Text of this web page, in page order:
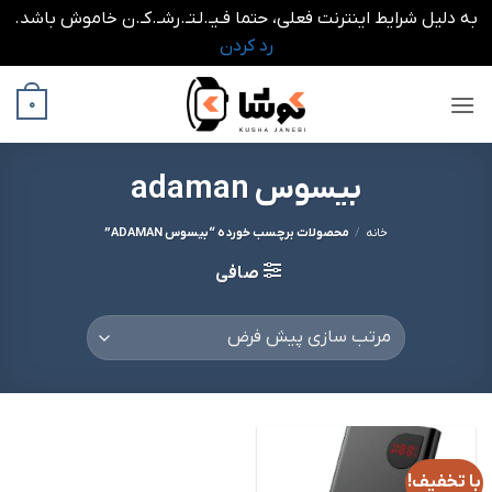
به دلیل شرایط اینترنت فعلی، حتما فـیـ.لـتـ.رشـ.کـ.ن خاموش باشد.
رد کردن
0
بیسوس adaman
خانه / محصولات برچسب خورده “بیسوس ADAMAN”
صافی
با تخفیف!